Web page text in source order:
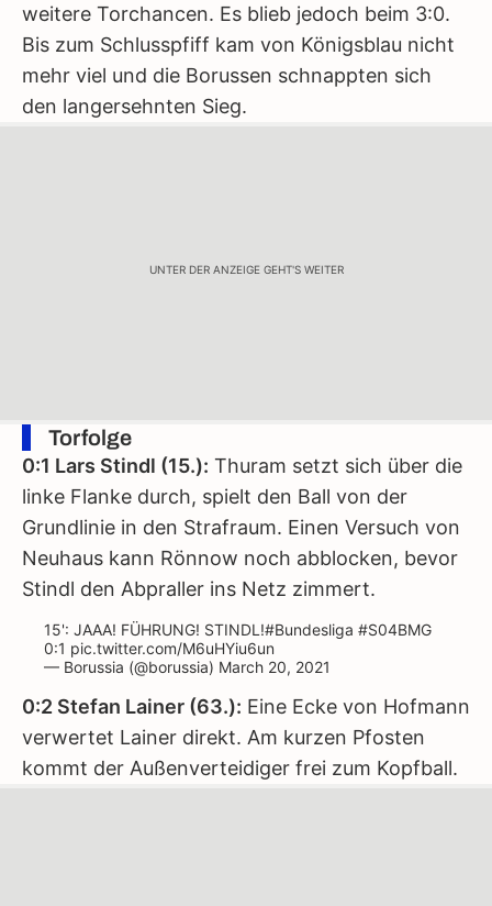
weitere Torchancen. Es blieb jedoch beim 3:0.
Bis zum Schlusspfiff kam von Königsblau nicht
mehr viel und die Borussen schnappten sich
den langersehnten Sieg.
UNTER DER ANZEIGE GEHT'S WEITER
Torfolge
0:1 Lars Stindl (15.): Thuram setzt sich über die
linke Flanke durch, spielt den Ball von der
Grundlinie in den Strafraum. Einen Versuch von
Neuhaus kann Rönnow noch abblocken, bevor
Stindl den Abpraller ins Netz zimmert.
15': JAAA! FÜHRUNG! STINDL!#Bundesliga #S04BMG
0:1 pic.twitter.com/M6uHYiu6un
— Borussia (@borussia) March 20, 2021
0:2 Stefan Lainer (63.): Eine Ecke von Hofmann
verwertet Lainer direkt. Am kurzen Pfosten
kommt der Außenverteidiger frei zum Kopfball.